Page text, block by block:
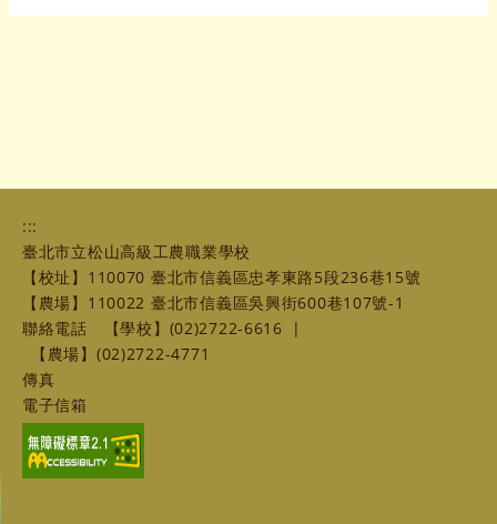
:::
臺北市立松山高級工農職業學校
【校址】110070 臺北市信義區忠孝東路5段236巷15號
【農場】110022 臺北市信義區吳興街600巷107號-1
聯絡電話
【學校】(02)2722-6616
|
【農場】(02)2722-4771
傳真
電子信箱